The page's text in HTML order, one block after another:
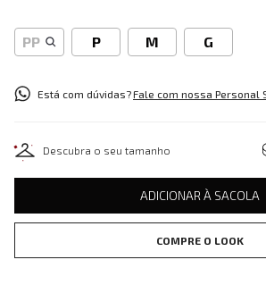
PP P M G
Está com dúvidas?Fale com nossa Personal
Descubra o seu tamanho
ADICIONAR À SACOLA
COMPRE O LOOK